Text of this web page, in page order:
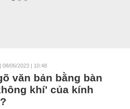
|08/06/2023 | 10:48
văn bản bằng bàn
khí' của kính